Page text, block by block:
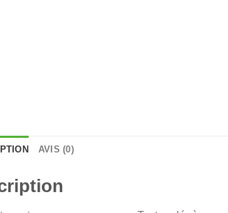
AVIS (0)